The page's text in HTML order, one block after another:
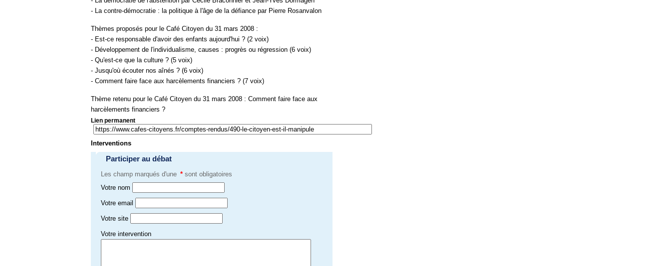
- La contre-démocratie : la politique à l'âge de la défiance par Pierre Rosanvalon
Thèmes proposés pour le Café Citoyen du 31 mars 2008 :
- Est-ce responsable d'avoir des enfants aujourd'hui ? (2 voix)
- Développement de l'individualisme, causes : progrès ou régression (6 voix)
- Qu'est-ce que la culture ? (5 voix)
- Jusqu'où écouter nos aînés ? (6 voix)
- Comment faire face aux harcèlements financiers ? (7 voix)
Thème retenu pour le Café Citoyen du 31 mars 2008 : Comment faire face aux
harcèlements financiers ?
Lien permanent
Interventions
Participer au débat
Les champ marqués d'une * sont obligatoires
Votre nom
Votre email
Votre site
Votre intervention